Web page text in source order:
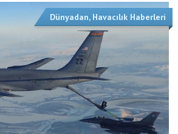
Dünyadan, Havacılık Haberleri